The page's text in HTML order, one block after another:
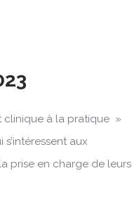
clinique à la pratique »
aux
prise en charge de leurs